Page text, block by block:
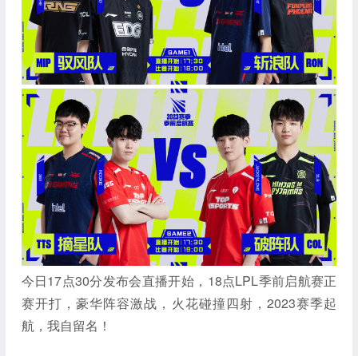
今日17点30分发布会直播开始，18点LPL季前启航赛正
赛开打，豪华阵容激战，火花碰撞四射，2023赛季起
航，我自留名！